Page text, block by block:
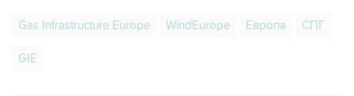
Gas Infrastructure Europe WindEurope Европа СПГ
GIE